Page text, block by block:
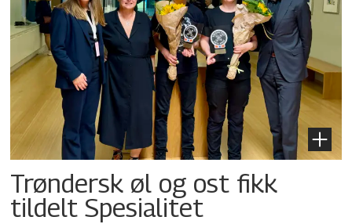
Trøndersk øl og ost fikk
tildelt Spesialitet